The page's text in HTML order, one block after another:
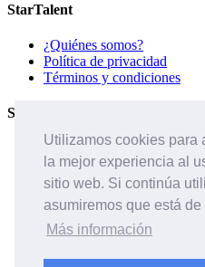
Utilizamos cookies para
la mejor experiencia al
sitio web. Si continúa
asumiremos que está de
Más información
StarTalent
¿Quiénes somos?
Política de privacidad
Términos y condiciones
Servicios
Páginas de carreras
Sistema ATS
Contáctanos
Páginas de carreras
Sistema ATS
Contáctanos